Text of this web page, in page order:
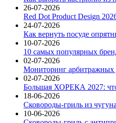
26-07-2026
Red Dot Product Design
24-07-2026
Как вернуть посуде
10-07-2026
10 самых популярных
02-07-2026
Мониторинг арбитражных
02-07-2026
Большая ХОРЕКА 2027: что
18-06-2026
Сковороды-гриль из
10-06-2026